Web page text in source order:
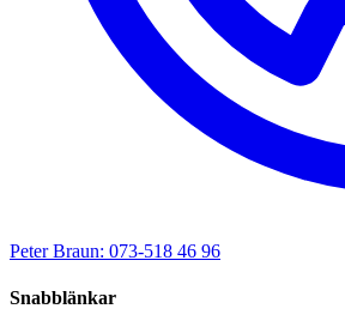
Peter Braun: 073-518 46 96
Snabblänkar